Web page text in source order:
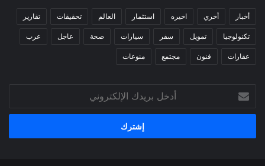
أخبار أخري اخيره استثمار العالم تحقيقات تقارير
تكنولوجيا تمويل سفر سيارات صحة عاجل عرب
عقارات فنون مجتمع منوعات
بريدك
الإلكتروني